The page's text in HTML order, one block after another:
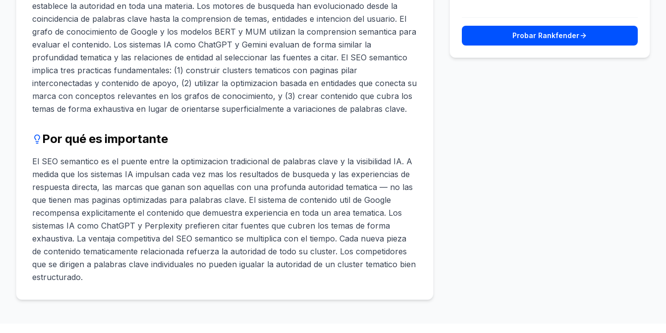
establece la autoridad en toda una materia. Los motores de busqueda han evolucionado desde la
coincidencia de palabras clave hasta la comprension de temas, entidades e intencion del usuario. El
grafo de conocimiento de Google y los modelos BERT y MUM utilizan la comprension semantica para
evaluar el contenido. Los sistemas IA como ChatGPT y Gemini evaluan de forma similar la
profundidad tematica y las relaciones de entidad al seleccionar las fuentes a citar. El SEO semantico
implica tres practicas fundamentales: (1) construir clusters tematicos con paginas pilar
interconectadas y contenido de apoyo, (2) utilizar la optimizacion basada en entidades que conecta su
marca con conceptos relevantes en los grafos de conocimiento, y (3) crear contenido que cubra los
temas de forma exhaustiva en lugar de orientarse superficialmente a variaciones de palabras clave.
Por qué es importante
El SEO semantico es el puente entre la optimizacion tradicional de palabras clave y la visibilidad IA. A
medida que los sistemas IA impulsan cada vez mas los resultados de busqueda y las experiencias de
respuesta directa, las marcas que ganan son aquellas con una profunda autoridad tematica — no las
que tienen mas paginas optimizadas para palabras clave. El sistema de contenido util de Google
recompensa explicitamente el contenido que demuestra experiencia en toda un area tematica. Los
sistemas IA como ChatGPT y Perplexity prefieren citar fuentes que cubren los temas de forma
exhaustiva. La ventaja competitiva del SEO semantico se multiplica con el tiempo. Cada nueva pieza
de contenido tematicamente relacionada refuerza la autoridad de todo su cluster. Los competidores
que se dirigen a palabras clave individuales no pueden igualar la autoridad de un cluster tematico bien
estructurado.
Probar Rankfender